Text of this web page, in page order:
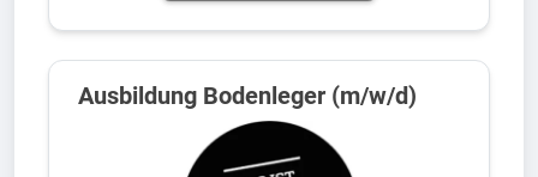
Ausbildung Bodenleger (m/w/d)